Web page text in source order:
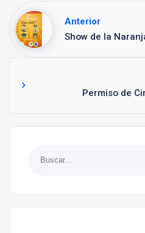
Anterior
Show de la
Permiso de